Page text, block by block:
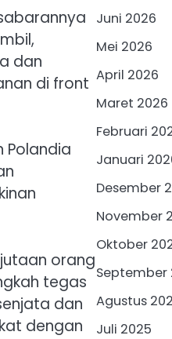
dan
di front
Polandia
orang
tegas
dan
dengan
Juni 2026
Mei 2026
April 2026
Maret 2026
Februari
Januari
Desember
November
Oktober
September
Agustus
Juli 2025